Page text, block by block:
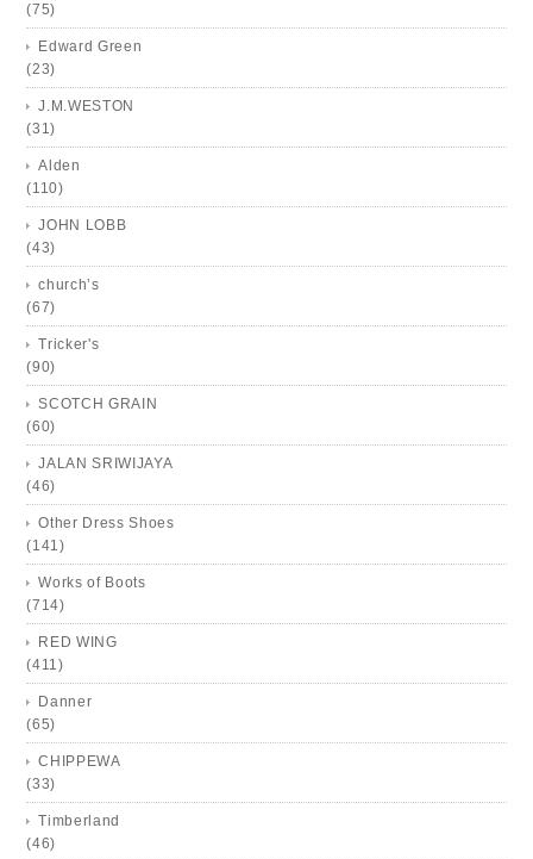
(75)
Edward Green
(23)
J.M.WESTON
(31)
Alden
(110)
JOHN LOBB
(43)
church’s
(67)
Tricker's
(90)
SCOTCH GRAIN
(60)
JALAN SRIWIJAYA
(46)
Other Dress Shoes
(141)
Works of Boots
(714)
RED WING
(411)
Danner
(65)
CHIPPEWA
(33)
Timberland
(46)